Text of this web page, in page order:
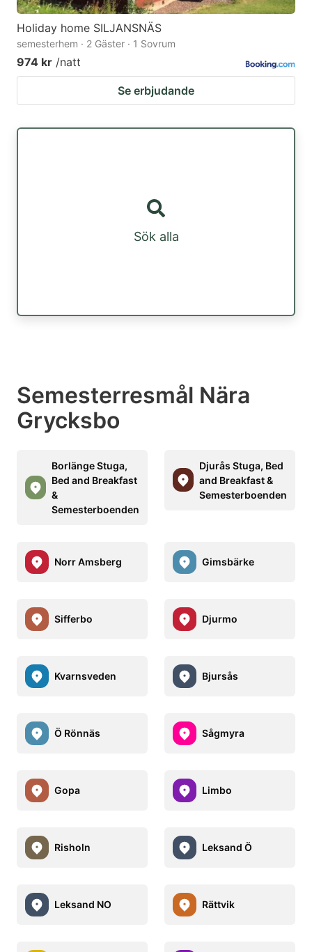
Holiday home SILJANSNÄS
semesterhem · 2 Gäster · 1 Sovrum
974 kr /natt
Se erbjudande
Sök alla
Semesterresmål Nära
Grycksbo
Borlänge Stuga,
Bed and Breakfast
&
Semesterboenden
Djurås Stuga, Bed
and Breakfast &
Semesterboenden
Norr Amsberg Gimsbärke
Sifferbo Djurmo
Kvarnsveden Bjursås
Ö Rönnäs Sågmyra
Gopa Limbo
Risholn Leksand Ö
Leksand NO Rättvik